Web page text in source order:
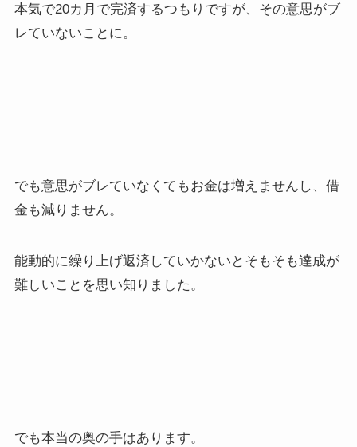
本気で20カ月で完済するつもりですが、その意思がブ
レていないことに。
でも意思がブレていなくてもお金は増えませんし、借
金も減りません。
能動的に繰り上げ返済していかないとそもそも達成が
難しいことを思い知りました。
でも本当の奥の手はあります。